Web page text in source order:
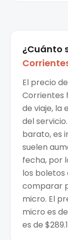
¿Cuánto
El precio
Corrientes
de viaje, la
del
barato, es
suelen
fecha, por
los boletos
comparar
micro. El
micro es
es de